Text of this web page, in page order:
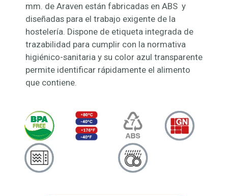
mm. de Araven están fabricadas en ABS y
diseñadas para el trabajo exigente de la
hostelería. Dispone de etiqueta integrada de
trazabilidad para cumplir con la normativa
higiénico-sanitaria y su color azul transparente
permite identificar rápidamente el alimento
que contiene.